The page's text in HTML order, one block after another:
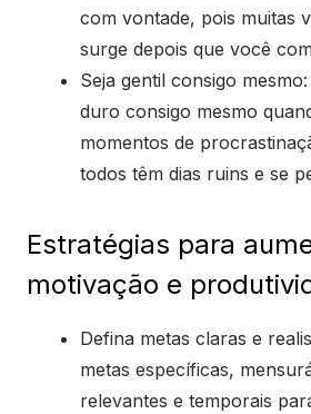
com vontade, pois muitas
surge depois que você
Seja gentil consigo
duro consigo mesmo
momentos de
todos têm dias ruins e se
Estratégias para
motivação e
Defina metas claras e
metas específicas,
relevantes e temporais